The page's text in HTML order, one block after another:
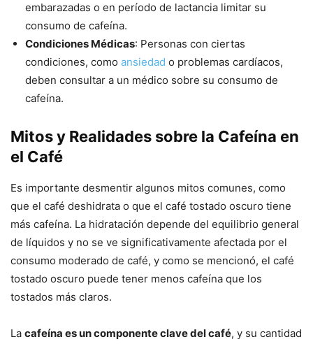
embarazadas o en período de lactancia limitar su
consumo de cafeína.
Condiciones Médicas: Personas con ciertas
condiciones, como ansiedad o problemas cardíacos,
deben consultar a un médico sobre su consumo de
cafeína.
Mitos y Realidades sobre la Cafeína en
el Café
Es importante desmentir algunos mitos comunes, como
que el café deshidrata o que el café tostado oscuro tiene
más cafeína. La hidratación depende del equilibrio general
de líquidos y no se ve significativamente afectada por el
consumo moderado de café, y como se mencionó, el café
tostado oscuro puede tener menos cafeína que los
tostados más claros.
La cafeína es un componente clave del café, y su cantidad